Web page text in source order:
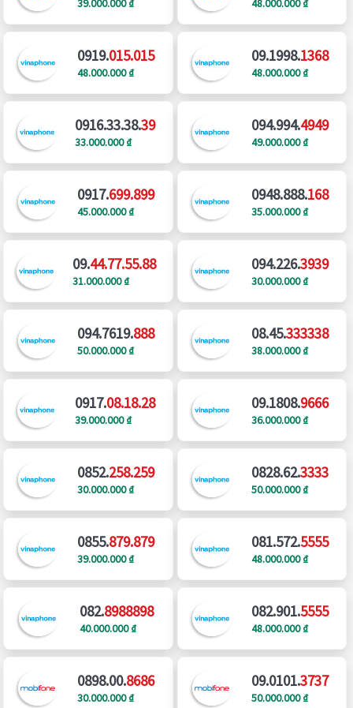
39.000.000 ₫ 48.000.000 ₫
0919.015.015
48.000.000 ₫
09.1998.1368
48.000.000 ₫
0916.33.38.39
33.000.000 ₫
094.994.4949
49.000.000 ₫
0917.699.899
45.000.000 ₫
0948.888.168
35.000.000 ₫
09.44.77.55.88
31.000.000 ₫
094.226.3939
30.000.000 ₫
094.7619.888
50.000.000 ₫
08.45.333338
38.000.000 ₫
0917.08.18.28
39.000.000 ₫
09.1808.9666
36.000.000 ₫
0852.258.259
30.000.000 ₫
0828.62.3333
50.000.000 ₫
0855.879.879
39.000.000 ₫
081.572.5555
48.000.000 ₫
082.8988898
40.000.000 ₫
082.901.5555
48.000.000 ₫
0898.00.8686
30.000.000 ₫
09.0101.3737
50.000.000 ₫